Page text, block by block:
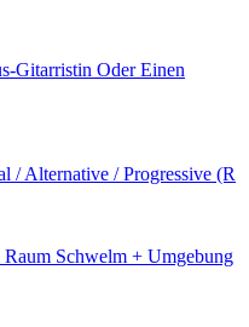
Gitarristin Oder Einen
/ Alternative / Progressive (R
Schwelm + Umgebung